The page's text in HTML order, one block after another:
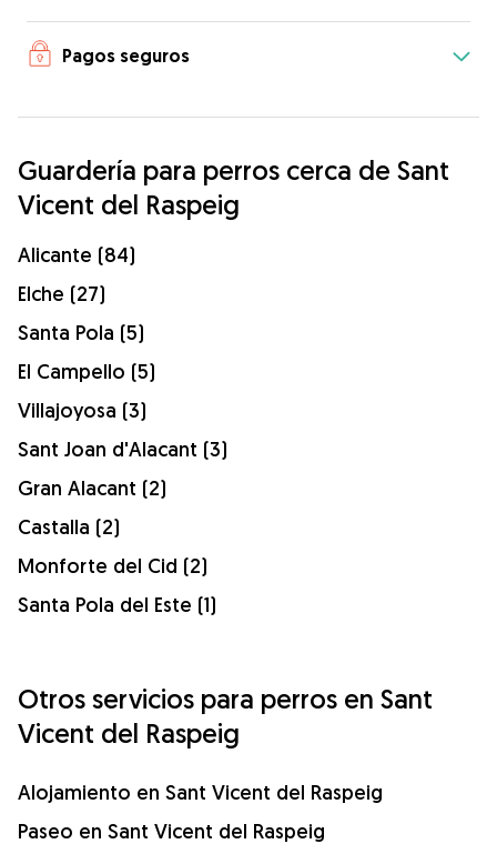
Pagos seguros
Guardería para perros cerca de Sant
Vicent del Raspeig
Alicante (84)
Elche (27)
Santa Pola (5)
El Campello (5)
Villajoyosa (3)
Sant Joan d'Alacant (3)
Gran Alacant (2)
Castalla (2)
Monforte del Cid (2)
Santa Pola del Este (1)
Otros servicios para perros en Sant
Vicent del Raspeig
Alojamiento en Sant Vicent del Raspeig
Paseo en Sant Vicent del Raspeig